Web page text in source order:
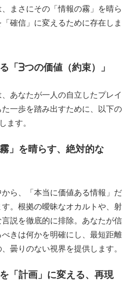
、まさにその「情報の霧」を晴ら
確信」に変えるために存在しま
「3つの価値（約束）」
、あなたが一人の自立したプレイ
一歩を踏み出すために、以下の
ます。
」を晴らす、絶対的な
ら、「本当に価値ある情報」だ
。根拠の曖昧なオカルトや、射
説を徹底的に排除。あなたが信
きは何かを明確にし、最短距離
曇りのない視界を提供します。
「計画」に変える、再現